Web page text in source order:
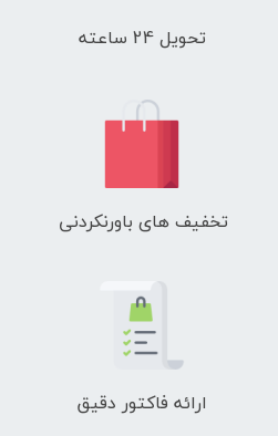
تحویل 24 ساعته
تخفیف های باورنکردنی
ارائه فاکتور دقیق